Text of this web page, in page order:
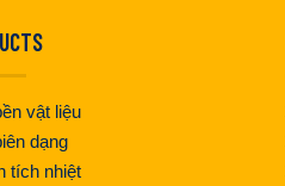
vật liệu
dạng
tích nhiệt